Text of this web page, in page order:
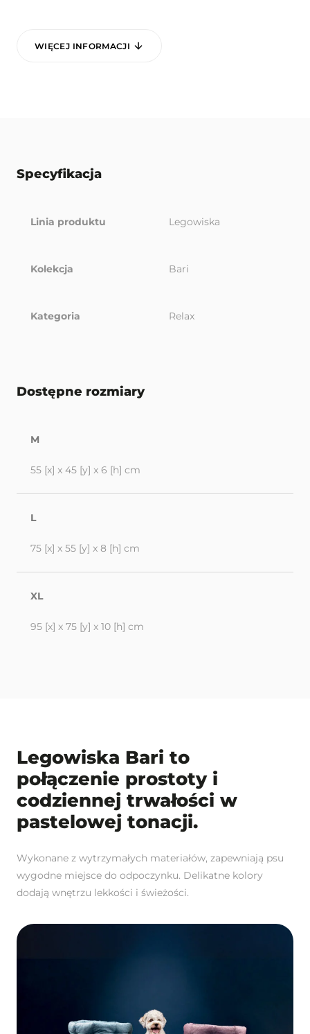
WIĘCEJ INFORMACJI
Specyfikacja
Linia produktu Legowiska
Kolekcja Bari
Kategoria Relax
Dostępne rozmiary
M
55 [x] x 45 [y] x 6 [h] cm
L
75 [x] x 55 [y] x 8 [h] cm
XL
95 [x] x 75 [y] x 10 [h] cm
Legowiska Bari to
połączenie prostoty i
codziennej trwałości w
pastelowej tonacji.
Wykonane z wytrzymałych materiałów, zapewniają psu
wygodne miejsce do odpoczynku. Delikatne kolory
dodają wnętrzu lekkości i świeżości.